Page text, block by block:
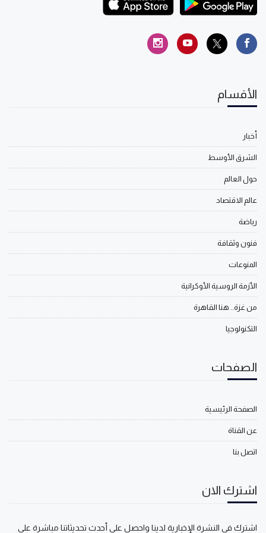
الأقسام
أخبار
الشرق الأوسط
حول العالم
عالم الاقتصاد
رياضة
فنون وثقافة
المنوعات
الأزمة الروسية الأوكرانية
من غزة.. هنا القاهرة
التكنولوجيا
الصفحات
الصفحة الرئيسية
عن القناة
اتصل بنا
اشترك الان
اشترك في النشرة الإخبارية لدينا واحصل على أحدث تحديثاتنا مباشرة على